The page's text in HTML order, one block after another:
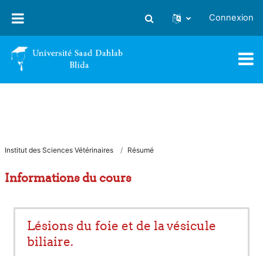
Activer/désactiver la saisie
Connexion
Institut des Sciences Vétérinaires Résumé
Informations du cours
Lésions du foie et de la vésicule
biliaire.